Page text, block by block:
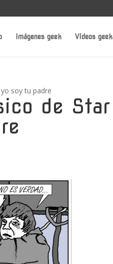
Imágenes geek Vídeos geek
soy tu padre
de Star